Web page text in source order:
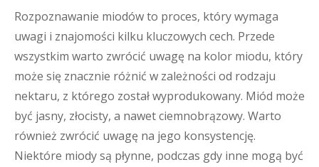
Rozpoznawanie miodów to proces, który wymaga
uwagi i znajomości kilku kluczowych cech. Przede
wszystkim warto zwrócić uwagę na kolor miodu, który
może się znacznie różnić w zależności od rodzaju
nektaru, z którego został wyprodukowany. Miód może
być jasny, złocisty, a nawet ciemnobrązowy. Warto
również zwrócić uwagę na jego konsystencję.
Niektóre miody są płynne, podczas gdy inne mogą być